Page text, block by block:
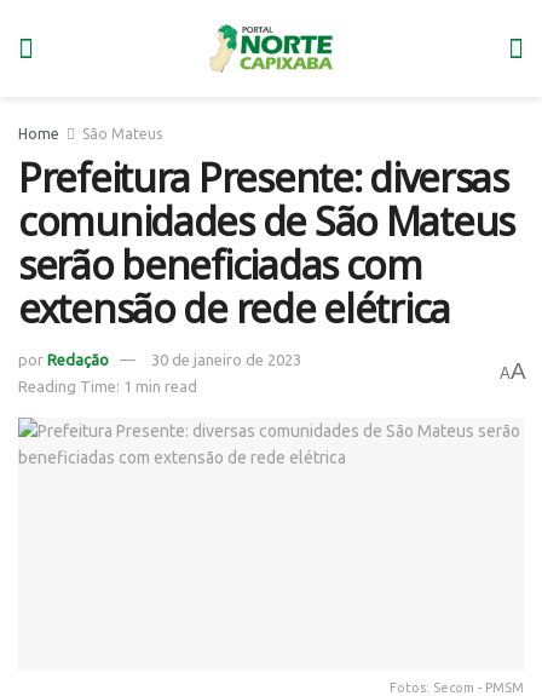
Home São Mateus
Prefeitura Presente: diversas
comunidades de São Mateus
serão beneficiadas com
extensão de rede elétrica
por Redação
30 de janeiro de 2023
Reading Time: 1 min read
AA
Fotos: Secom - PMSM